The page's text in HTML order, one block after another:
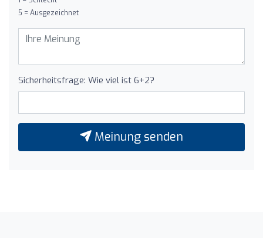
5 = Ausgezeichnet
Sicherheitsfrage: Wie viel ist 6+2?
Meinung senden